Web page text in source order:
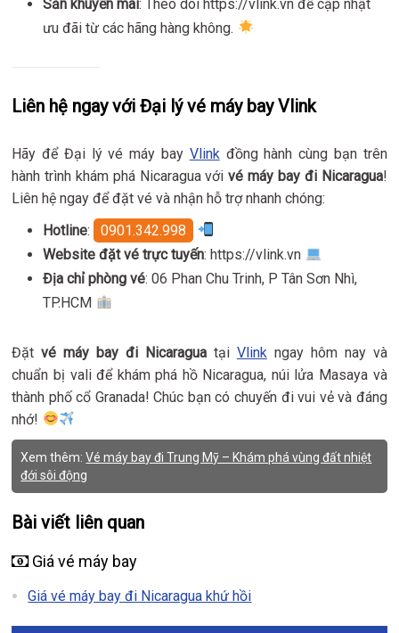
Săn khuyến mãi: Theo dõi https://vlink.vn để cập nhật
ưu đãi từ các hãng hàng không.
Liên hệ ngay với Đại lý vé máy bay Vlink
Hãy để Đại lý vé máy bay Vlink đồng hành cùng bạn trên
hành trình khám phá Nicaragua vớivé máy bay đi Nicaragua!
Liên hệ ngay để đặt vé và nhận hỗ trợ nhanh chóng:
Hotline:
0901.342.998
Website đặt vé trực tuyến: https://vlink.vn
Địa chỉ phòng vé: 06 Phan Chu Trinh, P Tân Sơn Nhì,
TP.HCM
Đặtvé máy bay đi Nicaragua tại Vlink ngay hôm nay và
chuẩn bị vali để khám phá hồ Nicaragua, núi lửa Masaya và
thành phố cổ Granada! Chúc bạn có chuyến đi vui vẻ và đáng
nhớ!
Xem thêm:Vé máy bay đi Trung Mỹ – Khám phá vùng đất nhiệt
đới sôi động
Bài viết liên quan
Giá vé máy bay
Giá vé máy bay đi Nicaragua khứ hồi